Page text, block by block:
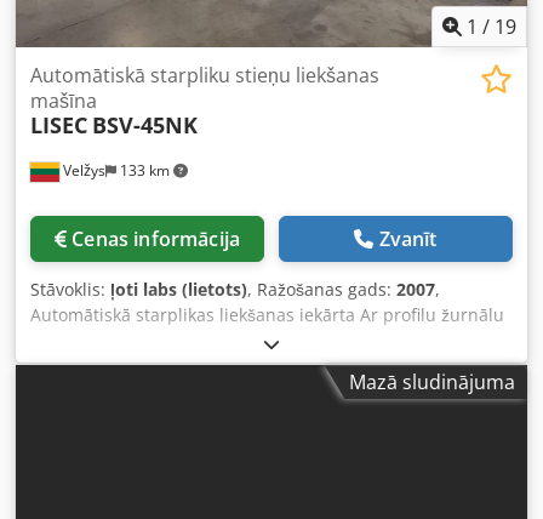
1 / 19
Velžys 133 km
Automātiskā starpliku stieņu liekšanas
mašīna
LISEC BSV-45NK
Cenas informācija Zvanīt
Stāvoklis: ļoti labs (lietots), Ražošanas gads: 2007,
Automātiskā starplikas liekšanas iekārta Ar profilu žurnālu
Iespējams locīt alumīnija, tērauda un "warm-edge"
(plastmasas) starplikas Universāls liekšanas rīks
alumīnijam līdz 24 mm Visas formas saskaņā ar LISEC
Mazā sludinājuma